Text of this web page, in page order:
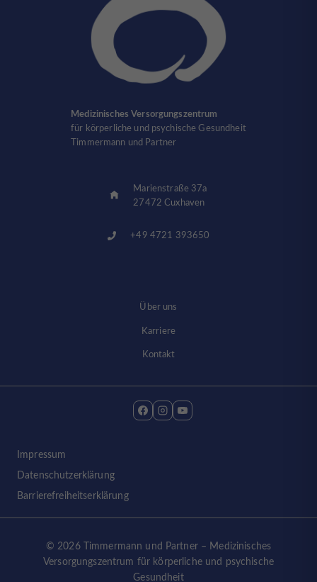
Medizinisches Versorgungszentrum
für körperliche und psychische Gesundheit
Timmermann und Partner
Marienstraße 37a
27472 Cuxhaven
+49 4721 393650
Über uns
Karriere
Kontakt
Impressum
Datenschutzerklärung
Barrierefreiheitserklärung
© 2026 Timmermann und Partner – Medizinisches
Versorgungszentrum für körperliche und psychische
Gesundheit